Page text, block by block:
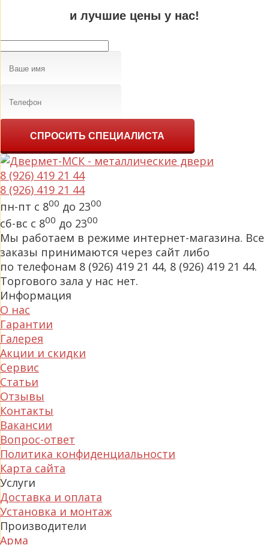
и лучшие цены у нас!
СПРОСИТЬ СПЕЦИАЛИСТА
8 (926) 419 21 44
8 (926) 419 21 44
пн-пт с 800 до 2300
сб-вс с 800 до 2300
Мы работаем в режиме интернет-магазина. Все
заказы принимаются через сайт либо
по телефонам 8 (926) 419 21 44, 8 (926) 419 21 44.
Торгового зала у нас нет.
Информация
О нас
Гарантии
Галерея
Акции и скидки
Сервис
Статьи
Отзывы
Контакты
Вакансии
Вопрос-ответ
Политика конфиденциальности
Карта сайта
Услуги
Доставка и оплата
Установка и монтаж
Производители
Арма